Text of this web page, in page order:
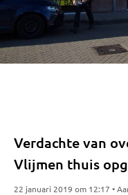
Verdachte van
Vlijmen thuis
22 januari 2019 om 12:17 •